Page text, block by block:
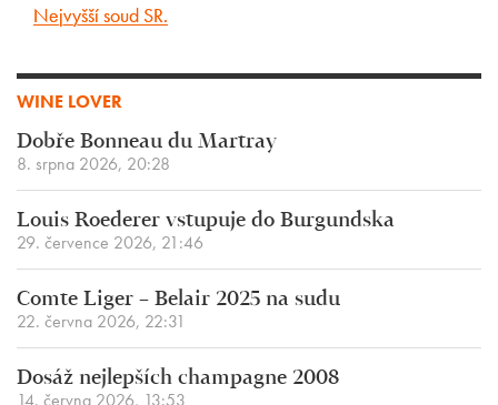
Nejvyšší soud SR.
WINE LOVER
Dobře Bonneau du Martray
8. srpna 2026, 20:28
Louis Roederer vstupuje do Burgundska
29. července 2026, 21:46
Comte Liger – Belair 2025 na sudu
22. června 2026, 22:31
Dosáž nejlepších champagne 2008
14. června 2026, 13:53